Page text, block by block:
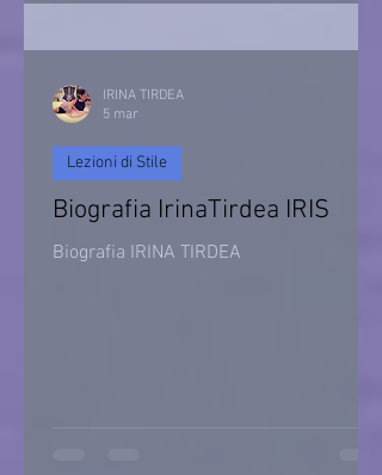
Biografia IrinaTirdea IRIS
Biografia IRINA TIRDEA
Lezioni di Stile
IRINA TIRDEA
5 mar